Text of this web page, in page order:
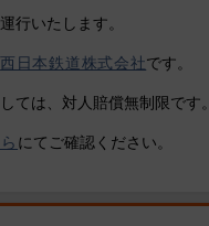
行いたします。
西日本鉄道株式会社です。
ては、対人賠償無制限です。
にてご確認ください。